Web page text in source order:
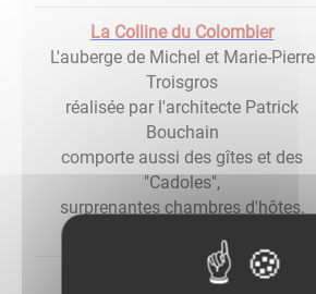
La Colline du Colombier
L'auberge de Michel et Marie-Pierre
Troisgros
réalisée par l'architecte Patrick
Bouchain
comporte aussi des gîtes et des
"Cadoles",
surprenantes chambres d'hôtes.
La Loire